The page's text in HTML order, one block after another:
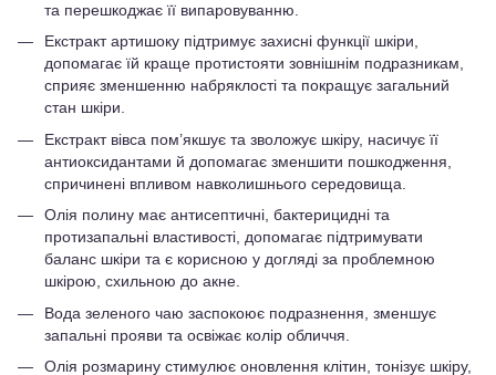
та перешкоджає її випаровуванню.
Екстракт артишоку підтримує захисні функції шкіри,
допомагає їй краще протистояти зовнішнім подразникам,
сприяє зменшенню набряклості та покращує загальний
стан шкіри.
Екстракт вівса пом’якшує та зволожує шкіру, насичує її
антиоксидантами й допомагає зменшити пошкодження,
спричинені впливом навколишнього середовища.
Олія полину має антисептичні, бактерицидні та
протизапальні властивості, допомагає підтримувати
баланс шкіри та є корисною у догляді за проблемною
шкірою, схильною до акне.
Вода зеленого чаю заспокоює подразнення, зменшує
запальні прояви та освіжає колір обличчя.
Олія розмарину стимулює оновлення клітин, тонізує шкіру,